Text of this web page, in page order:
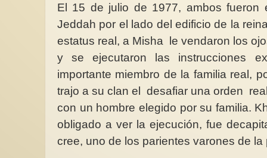
El 15 de julio de 1977, ambos fueron
Jeddah por el lado del edificio de la
estatus real, a Misha le vendaron los
y se ejecutaron las instrucciones
importante miembro de la familia real,
trajo a su clan el desafiar una orden
con un hombre elegido por su familia.
obligado a ver la ejecución, fue
cree, uno de los parientes varones de la